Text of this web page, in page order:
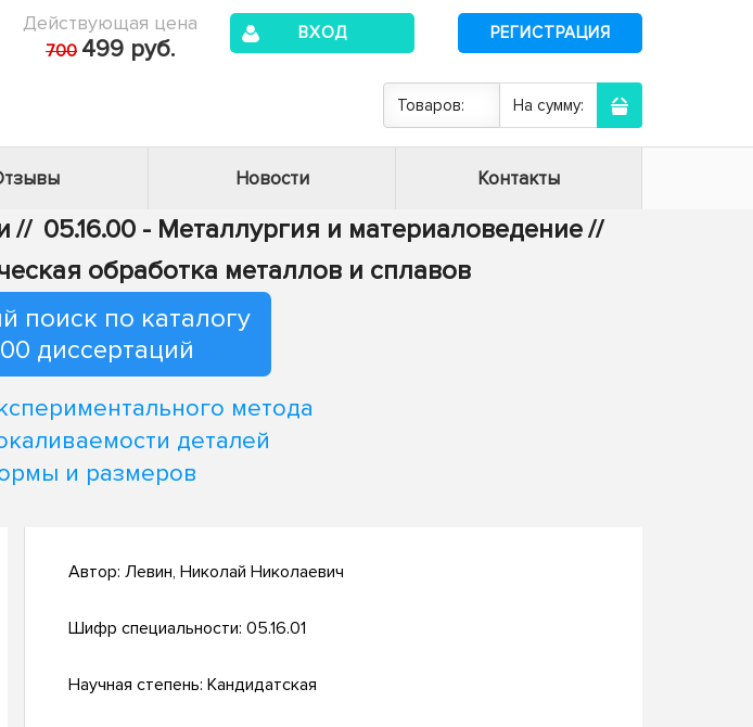
Действующая цена
700 499 руб.
ВХОД РЕГИСТРАЦИЯ
Товаров: На сумму:
Новости Контакты
// 05.16.00 - Металлургия и материаловедение//
обработка металлов и сплавов
поиск по каталогу
диссертаций
метода
деталей
и размеров
Автор: Левин, Николай Николаевич
Шифр специальности: 05.16.01
Научная степень: Кандидатская